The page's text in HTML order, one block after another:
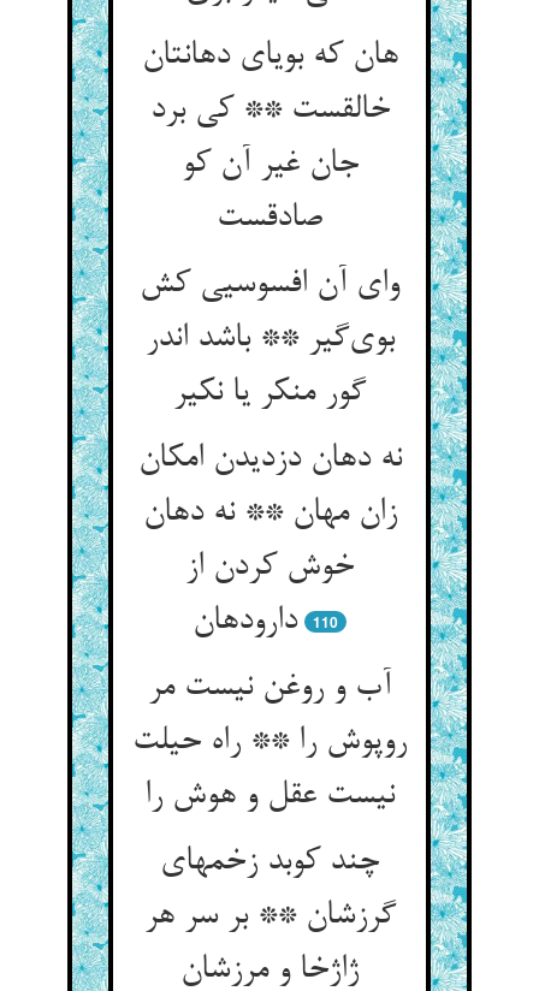
هان که بویای دهانتان
خالقست ** کی برد
جان غیر آن کو
صادقست
وای آن افسوسیی کش
بوی‌گیر ** باشد اندر
گور منکر یا نکیر
نه دهان دزدیدن امکان
زان مهان ** نه دهان
خوش کردن از
دارودهان
110
آب و روغن نیست مر
روپوش را ** راه حیلت
نیست عقل و هوش را
چند کوبد زخمهای
گرزشان ** بر سر هر
ژاژخا و مرزشان